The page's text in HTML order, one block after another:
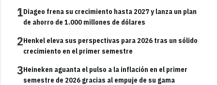
1Diageo frena su crecimiento hasta 2027 y lanza un plan
de ahorro de 1.000 millones de dólares
2Henkel eleva sus perspectivas para 2026 tras un sólido
crecimiento en el primer semestre
3Heineken aguanta el pulso a la inflación en el primer
semestre de 2026 gracias al empuje de su gama